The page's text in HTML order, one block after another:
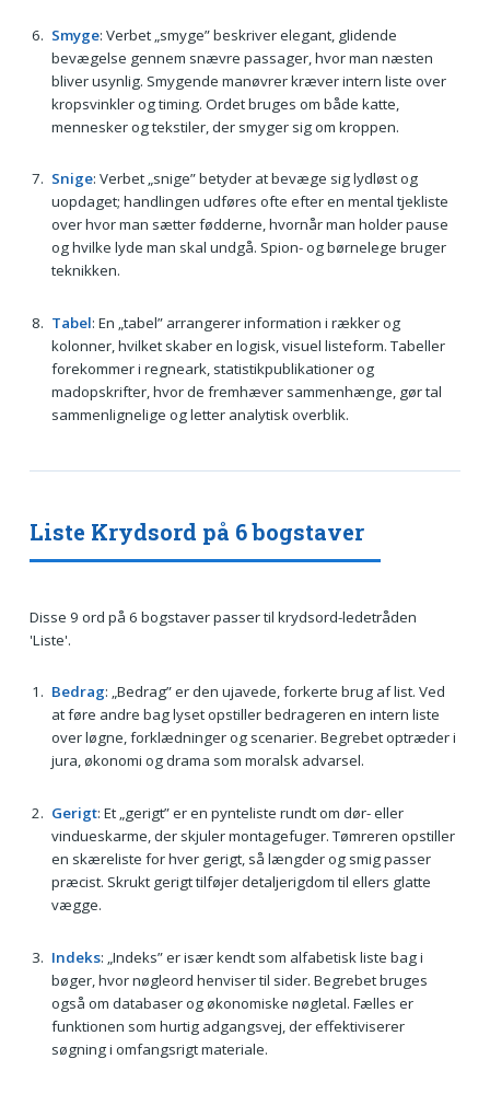
Smyge: Verbet „smyge” beskriver elegant, glidende
bevægelse gennem snævre passager, hvor man næsten
bliver usynlig. Smygende manøvrer kræver intern liste over
kropsvinkler og timing. Ordet bruges om både katte,
mennesker og tekstiler, der smyger sig om kroppen.
Snige: Verbet „snige” betyder at bevæge sig lydløst og
uopdaget; handlingen udføres ofte efter en mental tjekliste
over hvor man sætter fødderne, hvornår man holder pause
og hvilke lyde man skal undgå. Spion- og børnelege bruger
teknikken.
Tabel: En „tabel” arrangerer information i rækker og
kolonner, hvilket skaber en logisk, visuel listeform. Tabeller
forekommer i regneark, statistikpublikationer og
madopskrifter, hvor de fremhæver sammenhænge, gør tal
sammenlignelige og letter analytisk overblik.
Liste Krydsord på 6 bogstaver
Disse 9 ord på 6 bogstaver passer til krydsord-ledetråden
'Liste'.
Bedrag: „Bedrag” er den ujavede, forkerte brug af list. Ved
at føre andre bag lyset opstiller bedrageren en intern liste
over løgne, forklædninger og scenarier. Begrebet optræder i
jura, økonomi og drama som moralsk advarsel.
Gerigt: Et „gerigt” er en pynteliste rundt om dør- eller
vindueskarme, der skjuler montagefuger. Tømreren opstiller
en skæreliste for hver gerigt, så længder og smig passer
præcist. Skrukt gerigt tilføjer detaljerigdom til ellers glatte
vægge.
Indeks: „Indeks” er især kendt som alfabetisk liste bag i
bøger, hvor nøgleord henviser til sider. Begrebet bruges
også om databaser og økonomiske nøgletal. Fælles er
funktionen som hurtig adgangsvej, der effektiviserer
søgning i omfangsrigt materiale.